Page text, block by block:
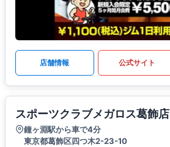
店舗情報 公式サイト
スポーツクラブメガロス葛飾店
鐘ヶ淵駅から車で4分
東京都葛飾区四つ木2-23-10